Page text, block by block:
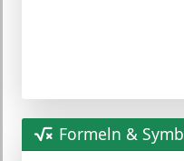
Formeln &